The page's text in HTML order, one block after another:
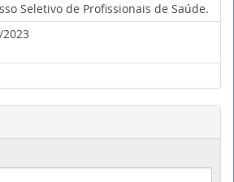
Seletivo de Profissionais de Saúde.